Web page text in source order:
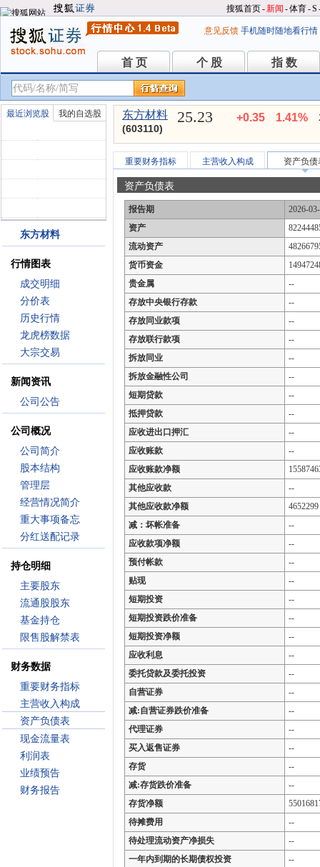
搜狐首页-新闻 -体育-S
意见反馈 手机随时随地看行情
首 页
首 页 个 股
个 股 指 数
指 数
最近浏览股 我的自选股
东方材料
行情图表
成交明细
分价表
历史行情
龙虎榜数据
大宗交易
新闻资讯
公司公告
公司概况
公司简介
股本结构
管理层
经营情况简介
重大事项备忘
分红送配记录
持仓明细
主要股东
流通股股东
基金持仓
限售股解禁表
财务数据
重要财务指标
主营收入构成
资产负债表
现金流量表
利润表
业绩预告
财务报告
东方材料
(603110)
25.23 +0.35 1.41%
重要财务指标 主营收入构成 资产负债
资产负债表
报告期
2026-
资产
流动资产
货币资金
贵金属
--
存放中央银行存款
--
存放同业款项
--
存放联行款项
--
拆放同业
--
拆放金融性公司
--
短期贷款
--
抵押贷款
--
应收进出口押汇
--
应收账款
--
应收账款净额
其他应收款
--
其他应收款净额
4652299
减：坏帐准备
--
应收款项净额
--
预付帐款
--
贴现
--
短期投资
--
短期投资跌价准备
--
短期投资净额
--
应收利息
--
委托贷款及委托投资
--
自营证券
--
减:自营证券跌价准备
--
代理证券
--
买入返售证券
--
存货
--
减:存货跌价准备
--
存货净额
待摊费用
--
待处理流动资产净损失
--
一年内到期的长期债权投资
--